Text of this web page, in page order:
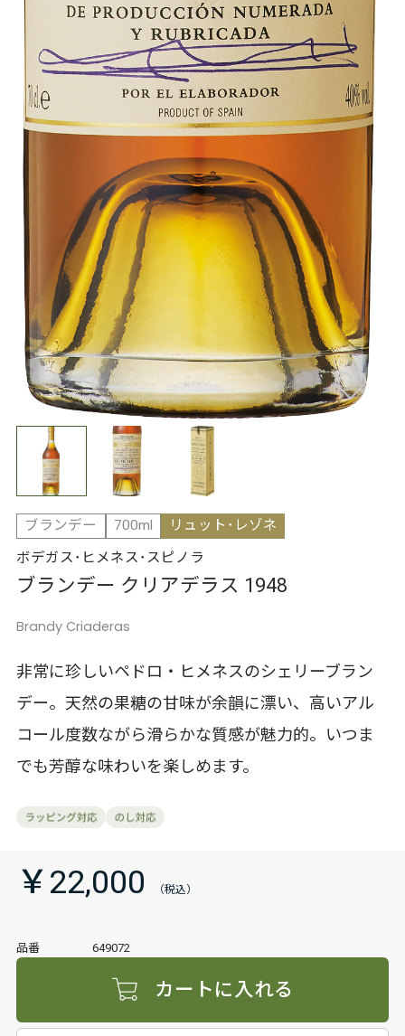
ブランデー 700ml
リュット･レゾネ
ボデガス･ヒメネス･スピノラ
ブランデー クリアデラス 1948
Brandy Criaderas
非常に珍しいペドロ・ヒメネスのシェリーブラン
デー。天然の果糖の甘味が余韻に漂い、高いアル
コール度数ながら滑らかな質感が魅力的。いつま
でも芳醇な味わいを楽しめます。
￥22,000
品番 649072
カートに入れる